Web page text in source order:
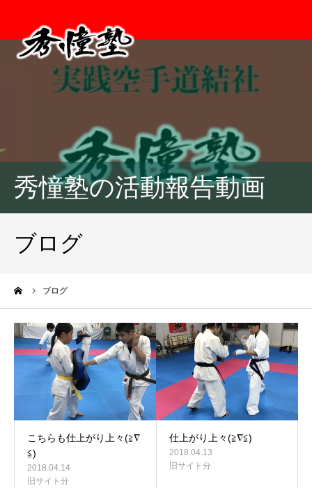
秀憧塾の活動報告動画
ブログ
ブログ
こちらも仕上がり上々(≧∇
≦)
2018.04.14
旧サイト分
仕上がり上々(≧∇≦)
2018.04.13
旧サイト分